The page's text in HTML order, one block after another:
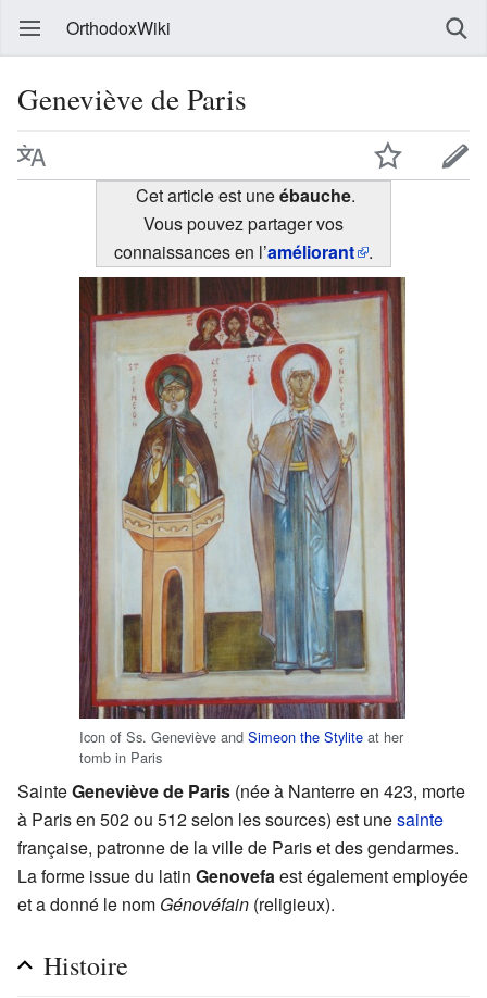
OrthodoxWiki
Geneviève de Paris
Cet article est uneébauche.
Vous pouvez partager vos
connaissances en l’améliorant .
Icon of Ss. Geneviève and Simeon the Stylite at her
tomb in Paris
SainteGeneviève de Paris (née à Nanterre en 423, morte
à Paris en 502 ou 512 selon les sources) est unesainte
française, patronne de la ville de Paris et des gendarmes.
La forme issue du latin Genovefaest également employée
et a donné le nom Génovéfain (religieux).
Histoire